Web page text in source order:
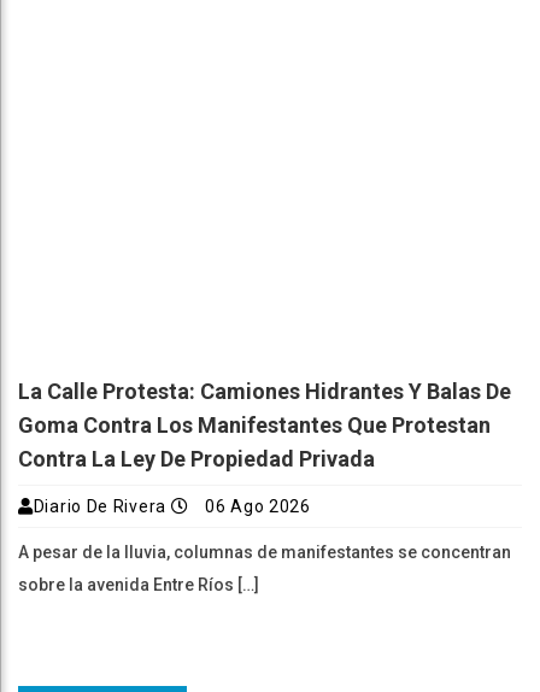
La Calle Protesta: Camiones Hidrantes Y Balas De
Goma Contra Los Manifestantes Que Protestan
Contra La Ley De Propiedad Privada
Diario De Rivera 06 Ago 2026
A pesar de la lluvia, columnas de manifestantes se concentran
sobre la avenida Entre Ríos […]